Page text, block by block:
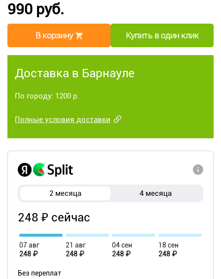
990 руб.
В корзину Купить в один клик
Доставка в Барнауле
По городу: 1200 р.
Полные условия доставки
2 месяца 4 месяца
248 ₽ сейчас
07 авг
248 ₽
21 авг
248 ₽
04 сен
248 ₽
18 сен
248 ₽
Без переплат